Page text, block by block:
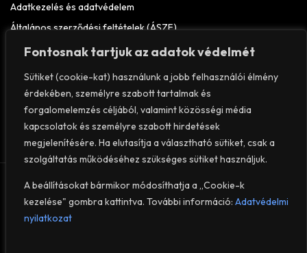
Fontosnak tartjuk az adatok védelmét
Sütiket (cookie-kat) használunk a jobb felhasználói élmény
érdekében, személyre szabott tartalmak és
forgalomelemzés céljából, valamint közösségi média
kapcsolatok és személyre szabott hirdetések
megjelenítésére. Ha elutasítja a választható sütiket, csak a
szolgáltatás működéséhez szükséges sütiket használjuk.
A beállításokat bármikor módosíthatja a „Cookie-k
kezelése" gombra kattintva. További információ: Adatvédelmi
nyilatkozat
Adatkezelés és adatvédelem
Általános szerződési feltételek (ÁSZF)
Elállási nyilatkozat
© 2026VEROFIT– Minden jog fenntartva.